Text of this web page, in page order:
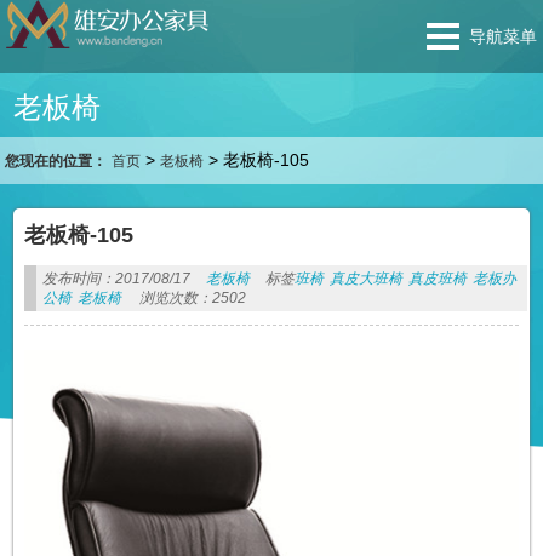
导航菜单
老板椅
您现在的位置： 首页 >老板椅 >老板椅-105
老板椅-105
发布时间：2017/08/17 老板椅 标签班椅 真皮大班椅 真皮班椅 老板办
公椅 老板椅 浏览次数：2502